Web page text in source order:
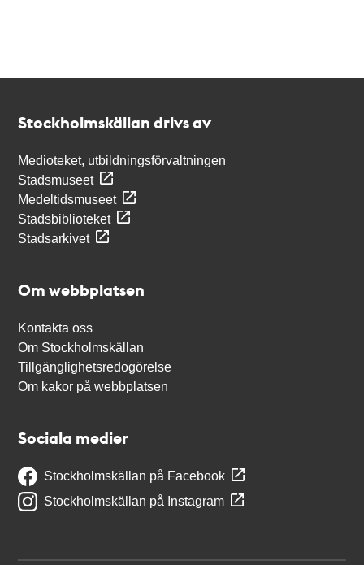
Stockholmskällan drivs av
Medioteket, utbildningsförvaltningen
Stadsmuseet
Medeltidsmuseet
Stadsbiblioteket
Stadsarkivet
Om webbplatsen
Kontakta oss
Om Stockholmskällan
Tillgänglighetsredogörelse
Om kakor på webbplatsen
Sociala medier
Stockholmskällan på Facebook
Stockholmskällan på Instagram